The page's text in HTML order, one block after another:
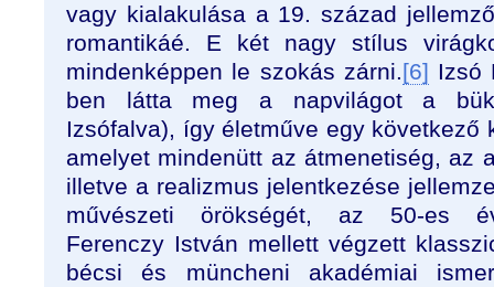
vagy kialakulása a 19. század
romantikáé. E két nagy stílus
mindenképpen le szokás zárni.[6] Izsó
ben látta meg a napvilágot a
Izsófalva), így életműve egy következő
amelyet mindenütt az átmenetiség, az
illetve a realizmus jelentkezése
művészeti örökségét, az 50-es
Ferenczy István mellett végzett
bécsi és müncheni akadémiai